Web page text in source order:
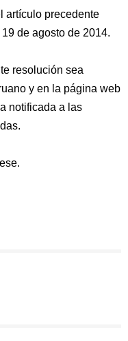
artículo precedente
de agosto de 2014.
resolución sea
y en la página web
notificada a las